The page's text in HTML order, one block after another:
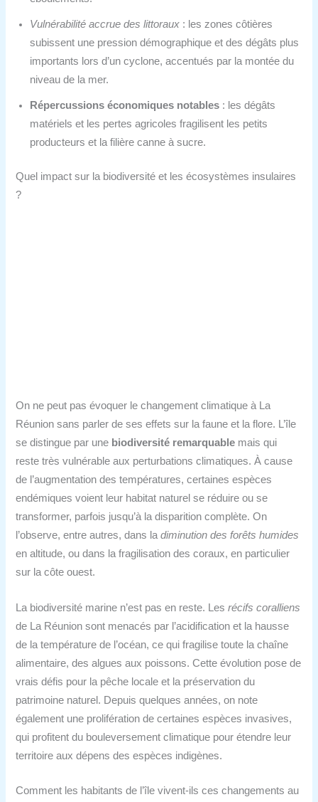
Vulnérabilité accrue des littoraux : les zones côtières
subissent une pression démographique et des dégâts plus
importants lors d’un cyclone, accentués par la montée du
niveau de la mer.
Répercussions économiques notables : les dégâts
matériels et les pertes agricoles fragilisent les petits
producteurs et la filière canne à sucre.
Quel impact sur la biodiversité et les écosystèmes insulaires
?
On ne peut pas évoquer le changement climatique à La
Réunion sans parler de ses effets sur la faune et la flore. L’île
se distingue par une biodiversité remarquable mais qui
reste très vulnérable aux perturbations climatiques. À cause
de l’augmentation des températures, certaines espèces
endémiques voient leur habitat naturel se réduire ou se
transformer, parfois jusqu’à la disparition complète. On
l’observe, entre autres, dans ladiminution des forêts humides
en altitude, ou dans la fragilisation des coraux, en particulier
sur la côte ouest.
La biodiversité marine n’est pas en reste. Lesrécifs coralliens
de La Réunion sont menacés par l’acidification et la hausse
de la température de l’océan, ce qui fragilise toute la chaîne
alimentaire, des algues aux poissons. Cette évolution pose de
vrais défis pour la pêche locale et la préservation du
patrimoine naturel. Depuis quelques années, on note
également une prolifération de certaines espèces invasives,
qui profitent du bouleversement climatique pour étendre leur
territoire aux dépens des espèces indigènes.
Comment les habitants de l’île vivent-ils ces changements au